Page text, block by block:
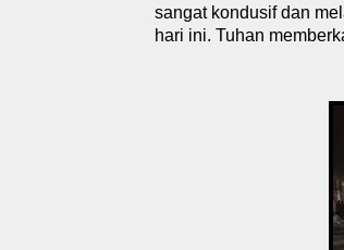
sangat kondusif dan
hari ini. Tuhan